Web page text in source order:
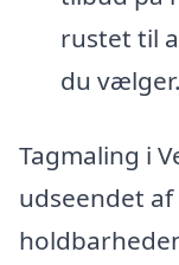
rustet til
du vælger.
Tagmaling i
udseendet